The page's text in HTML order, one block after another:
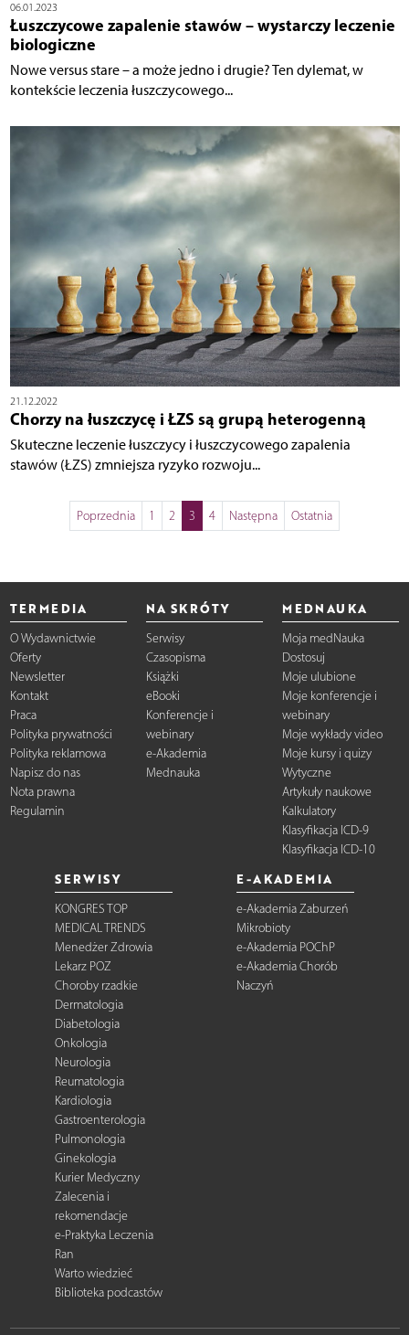
06.01.2023
Łuszczycowe zapalenie stawów – wystarczy leczenie
biologiczne
Nowe versus stare – a może jedno i drugie? Ten dylemat, w
kontekście leczenia łuszczycowego...
21.12.2022
Chorzy na łuszczycę i ŁZS są grupą heterogenną
Skuteczne leczenie łuszczycy i łuszczycowego zapalenia
stawów (ŁZS) zmniejsza ryzyko rozwoju...
Poprzednia 1 2 3 4 Następna Ostatnia
TERMEDIA
O Wydawnictwie
Oferty
Newsletter
Kontakt
Praca
Polityka prywatności
Polityka reklamowa
Napisz do nas
Nota prawna
Regulamin
NA SKRÓTY
Serwisy
Czasopisma
Książki
eBooki
Konferencje i
webinary
e-Akademia
Mednauka
MEDNAUKA
Moja medNauka
Dostosuj
Moje ulubione
Moje konferencje i
webinary
Moje wykłady video
Moje kursy i quizy
Wytyczne
Artykuły naukowe
Kalkulatory
Klasyfikacja ICD-9
Klasyfikacja ICD-10
SERWISY
KONGRES TOP
MEDICAL TRENDS
Menedżer Zdrowia
Lekarz POZ
Choroby rzadkie
Dermatologia
Diabetologia
Onkologia
Neurologia
Reumatologia
Kardiologia
Gastroenterologia
Pulmonologia
Ginekologia
Kurier Medyczny
Zalecenia i
rekomendacje
e-Praktyka Leczenia
Ran
Warto wiedzieć
Biblioteka podcastów
E-AKADEMIA
e-Akademia Zaburzeń
Mikrobioty
e-Akademia POChP
e-Akademia Chorób
Naczyń